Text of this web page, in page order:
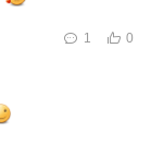
0
1